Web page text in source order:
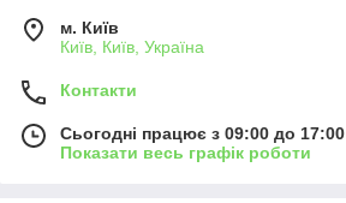
м. Київ
Київ, Київ, Україна
Контакти
Сьогодні працює з 09:00 до 17:00
Показати весь графік роботи